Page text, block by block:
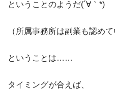
ということのようだ(´∀｀*)
（所属事務所は副業も認めて
ということは……
タイミングが合えば、